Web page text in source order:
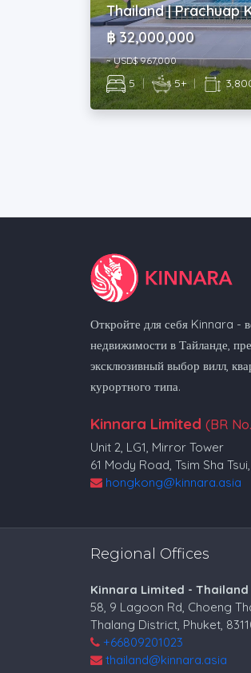
Thailand | Prachuap
฿ 32,000,000
~ USD$ 967,000
5 | 5+ |
Откройте для себя Kinnara -
недвижимости в Тайланде,
эксклюзивный выбор вилл,
курортного типа.
Kinnara Limited (BR
Unit 2, LG1, Mirror Tower
61 Mody Road, Tsim Sha
hongkong@kinnara.asia
Regional Offices
Kinnara Limited - Thailand
58, 9 Lagoon Rd, Choeng
Thalang District, Phuket,
+66809201023
thailand@kinnara.asia